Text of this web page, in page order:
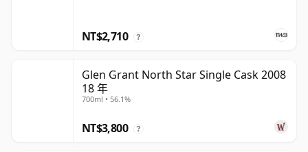
NT$2,710 ?
Glen Grant North Star Single Cask 2008
18 年
700ml • 56.1%
NT$3,800 ?